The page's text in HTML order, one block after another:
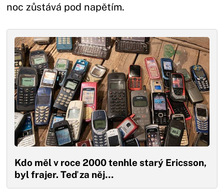
noc zůstává pod napětím.
Kdo měl v roce 2000 tenhle starý Ericsson,
byl frajer. Teď za něj…